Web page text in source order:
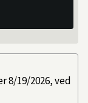
8/19/2026, ved